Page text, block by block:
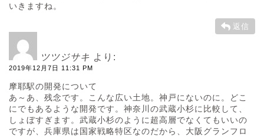
いきますね。
返信
ツツジサキ より:
2019年12月7日 11:31 PM
摩耶駅の開発について
あ～あ、残念です。こんな広い土地。神戸にないのに。どこ
にでもあるような開発です。神奈川の武蔵小杉に比較して、
しょぼすぎます。武蔵小杉のように超高層でなくてもいいの
ですが、兵庫県は国家戦略特区なのだから、大阪グランフロ